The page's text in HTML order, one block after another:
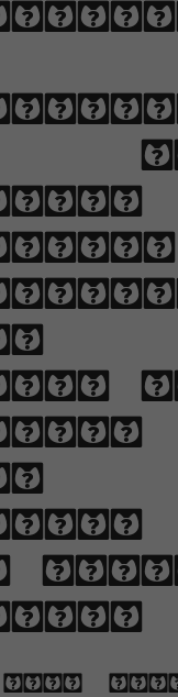
you